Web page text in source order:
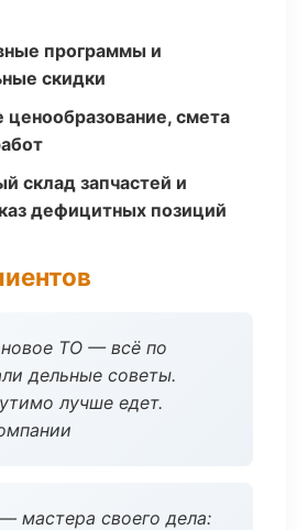
программы и
скидки
ценообразование, смета
склад запчастей и
дефицитных позиций
ТО — всё по
дельные советы.
лучше едет.
мастера своего дела: